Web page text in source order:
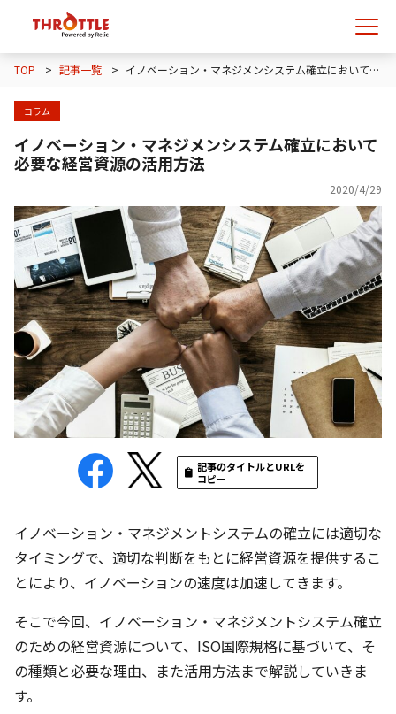
TOP > 記事一覧 > イノベーション・マネジメンシステム確立において必要な経営資源の活用方法
コラム
イノベーション・マネジメンシステム確立において
必要な経営資源の活用方法
2020/4/29
記事のタイトルとURLを
コピー
イノベーション・マネジメントシステムの確立には適切な
タイミングで、適切な判断をもとに経営資源を提供するこ
とにより、イノベーションの速度は加速してきます。
そこで今回、イノベーション・マネジメントシステム確立
のための経営資源について、ISO国際規格に基づいて、そ
の種類と必要な理由、また活用方法まで解説していきま
す。